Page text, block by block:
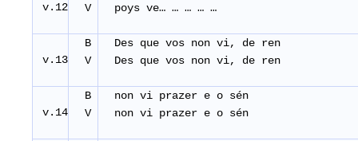
v.12
V
poys ve… … … … …
v.13
B
V
Des que vos non vi, de ren
Des que vos non vi, de ren
v.14
B
V
non vi prazer e o sén
non vi prazer e o sén